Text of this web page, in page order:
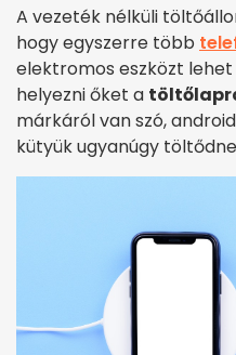
A vezeték nélküli
hogy egyszerre több
elektromos eszközt
helyezni őket a
márkáról van szó,
kütyük ugyanúgy